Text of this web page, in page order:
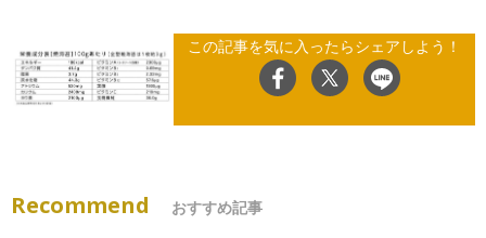
この記事を気に入ったらシェアしよう！
Recommend おすすめ記事